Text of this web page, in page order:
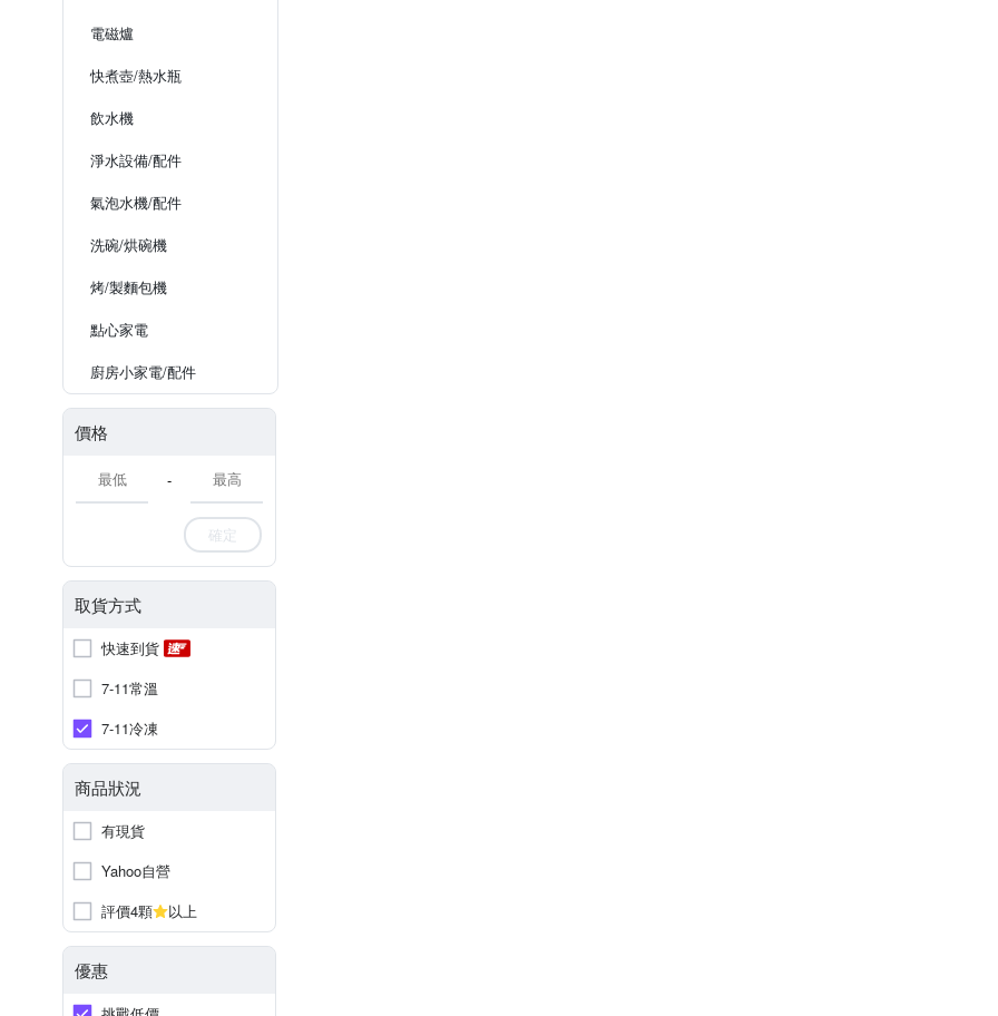
電磁爐
快煮壺/熱水瓶
飲水機
淨水設備/配件
氣泡水機/配件
洗碗/烘碗機
烤/製麵包機
點心家電
廚房小家電/配件
價格
-
確定
取貨方式
快速到貨
7-11常溫
7-11冷凍
商品狀況
有現貨
Yahoo自營
評價4顆
以上
優惠